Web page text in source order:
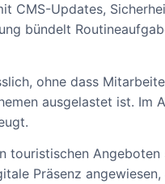
CMS-Updates,
bündelt
ohne dass
ausgelastet ist. Im
touristischen
Präsenz